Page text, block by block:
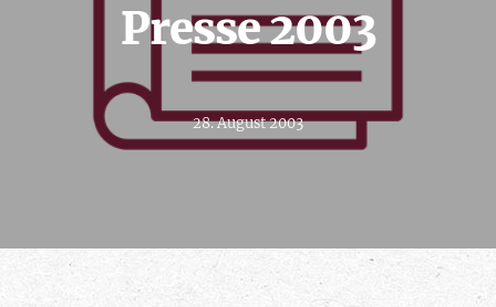
Presse 2003
28. August 2003